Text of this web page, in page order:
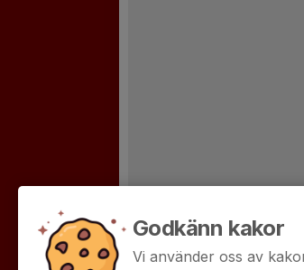
Godkänn kakor
Vi använder oss av